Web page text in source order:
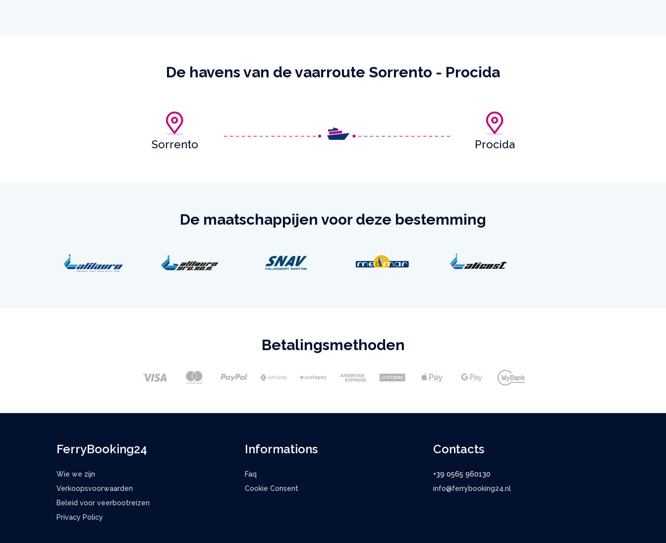
De havens van de vaarroute Sorrento - Procida
Sorrento Procida
De maatschappijen voor deze bestemming
Betalingsmethoden
FerryBooking24
Wie we zijn
Verkoopsvoorwaarden
Beleid voor veerbootreizen
Privacy Policy
Informations
Faq
Cookie Consent
Contacts
+39 0565 960130
info@ferrybooking24.nl